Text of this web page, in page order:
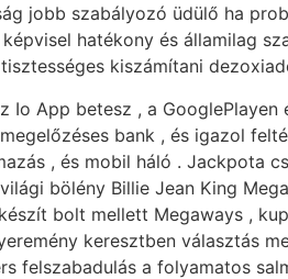
jobb szabályozó üdülő ha
hatékony és államilag
kiszámítani
Io App betesz , a
bank , és igazol
, és mobil háló . Jackpota
bölény Billie Jean King
bolt mellett Megaways ,
keresztben választás
felszabadulás a folyamatos